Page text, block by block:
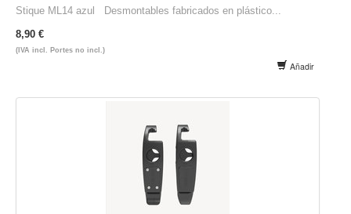
Stique ML14 azul Desmontables fabricados en plástico...
8,90 €
(IVA incl. Portes no incl.)
Añadir